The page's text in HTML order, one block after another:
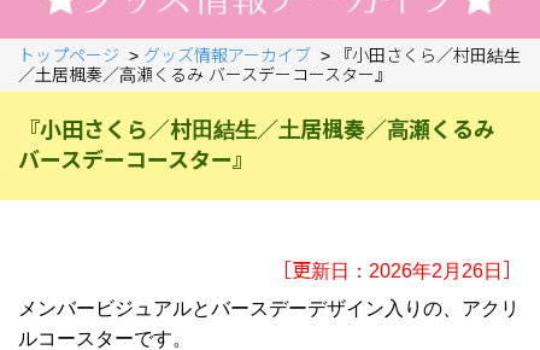
トップページ > グッズ情報アーカイブ >
『小田さくら／村田結生
／土居楓奏／高瀬くるみ バースデーコースター』
『小田さくら／村田結生／土居楓奏／高瀬くるみ
バースデーコースター』
［更新日：2026年2月26日］
メンバービジュアルとバースデーデザイン入りの、アクリ
ルコースターです。